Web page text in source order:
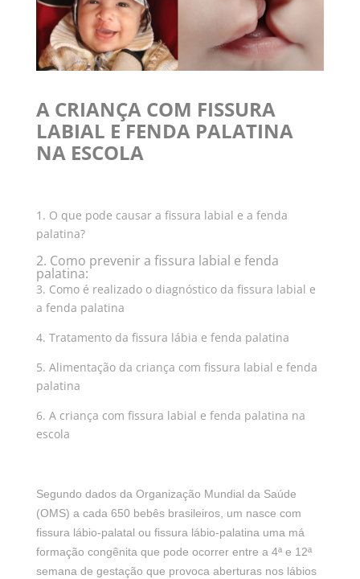
A CRIANÇA COM FISSURA
LABIAL E FENDA PALATINA
NA ESCOLA
1. O que pode causar a fissura labial e a fenda
palatina?
2. Como prevenir a fissura labial e fenda
palatina:
3. Como é realizado o diagnóstico da fissura labial e
a fenda palatina
4. Tratamento da fissura lábia e fenda palatina
5. Alimentação da criança com fissura labial e fenda
palatina
6. A criança com fissura labial e fenda palatina na
escola
Segundo dados da Organização Mundial da Saúde
(OMS) a cada 650 bebês brasileiros, um nasce com
fissura lábio-palatal ou fissura lábio-palatina uma má
formação congênita que pode ocorrer entre a 4ª e 12ª
semana de gestação que provoca aberturas nos lábios